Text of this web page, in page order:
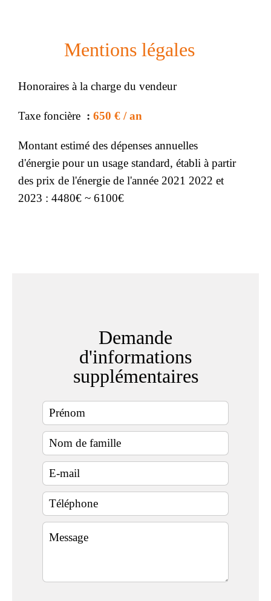
Mentions légales
Honoraires à la charge du vendeur
Taxe foncière 650 € / an
Montant estimé des dépenses annuelles
d'énergie pour un usage standard, établi à partir
des prix de l'énergie de l'année 2021 2022 et
2023 : 4480€ ~ 6100€
Demande
d'informations
supplémentaires